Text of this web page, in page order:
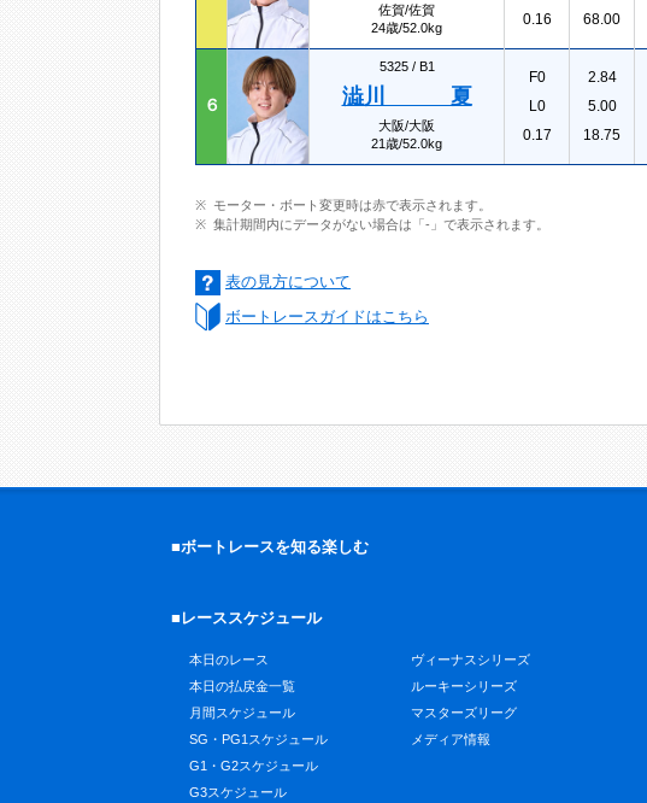
佐賀/佐賀
24歳/52.0kg
0.16
68.00
６
5325 / B1
澁川 夏
大阪/大阪
21歳/52.0kg
F0
L0
0.17
2.84
5.00
18.75
モーター・ボート変更時は赤で表示されます。
集計期間内にデータがない場合は「-」で表示されます。
表の見方について
ボートレースガイドはこちら
■ボートレースを知る楽しむ
■レーススケジュール
本日のレース
本日の払戻金一覧
月間スケジュール
SG・PG1スケジュール
G1・G2スケジュール
G3スケジュール
ヴィーナスシリーズ
ルーキーシリーズ
マスターズリーグ
メディア情報